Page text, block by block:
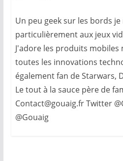
Un peu geek sur les bords
particulièrement aux jeux
J'adore les produits mobiles
toutes les innovations
également fan de Starwars,
Le tout à la sauce père de
Contact@gouaig.fr Twitter
@Gouaig